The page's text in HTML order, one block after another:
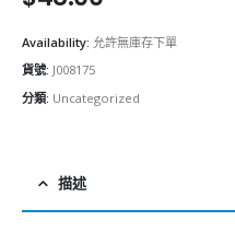
Availability: 允許無庫存下單
貨號: J008175
分類: Uncategorized
描述